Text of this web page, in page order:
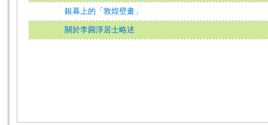
銀幕上的「敦煌壁畫」
關於李圓淨居士略述